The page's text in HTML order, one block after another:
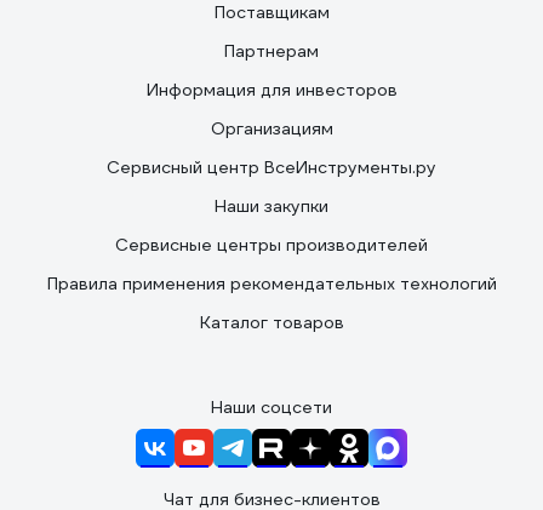
Поставщикам
Партнерам
Информация для инвесторов
Организациям
Сервисный центр ВсеИнструменты.ру
Наши закупки
Сервисные центры производителей
Правила применения рекомендательных технологий
Каталог товаров
Наши соцсети
Чат для бизнес-клиентов